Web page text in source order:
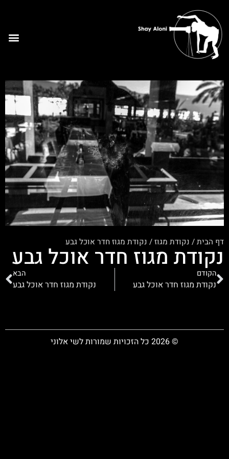
דף הבית/ נקודת מגוז/ נקודת מגוז חדר אוכל גבע
נקודת מגוז חדר אוכל גבע
הקודם
נקודת מגוז חדר אוכל גבע
הבא
נקודת מגוז חדר אוכל גבע
© 2026 כל הזכויות שמורות לשי אלוני